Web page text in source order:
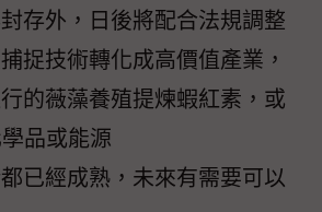
存外，日後將配合法規調整
捉技術轉化成高價值產業，
的薇藻養殖提煉蝦紅素，或
品或能源
已經成熟，未來有需要可以